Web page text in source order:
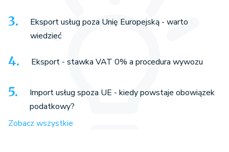
Eksport usług poza Unię Europejską - warto
wiedzieć
Eksport - stawka VAT 0% a procedura wywozu
Import usług spoza UE - kiedy powstaje obowiązek
podatkowy?
Zobacz wszystkie